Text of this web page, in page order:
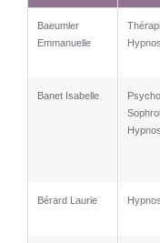
Baeumler
Emmanuelle
Banet Isabelle
Bérard Laurie